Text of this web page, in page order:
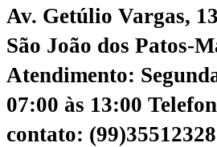
Av. Getúlio Vargas,
São João dos Patos-
Atendimento:
07:00 às 13:00
contato: